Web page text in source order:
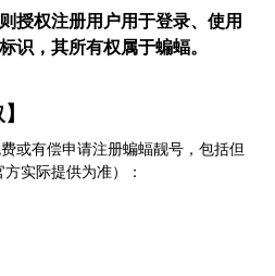
授权注册用户用于登录、使用
识，其所有权属于蝙蝠。
或有偿申请注册蝙蝠靓号，包括但
实际提供为准）：